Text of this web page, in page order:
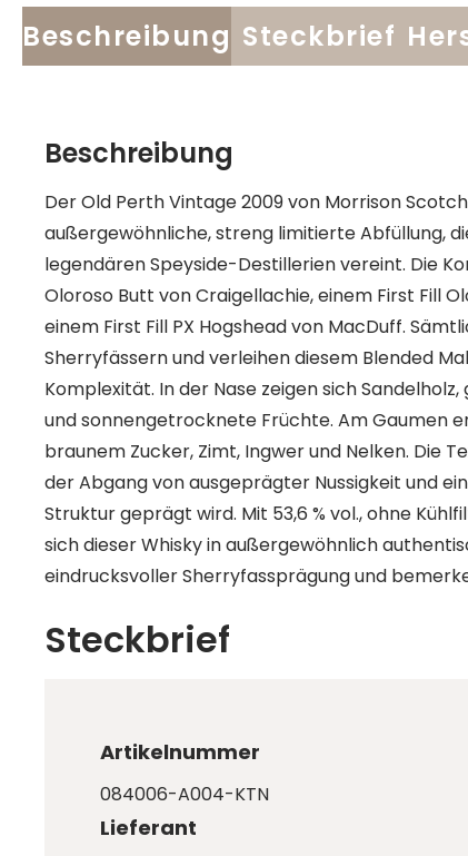
Beschreibung Steckbrief
Beschreibung
Der Old Perth Vintage 2009 von Morrison
außergewöhnliche, streng limitierte Abfüllung,
legendären Speyside-Destillerien vereint. Die
Oloroso Butt von Craigellachie, einem First Fill
einem First Fill PX Hogshead von MacDuff.
Sherryfässern und verleihen diesem Blended
Komplexität. In der Nase zeigen sich
und sonnengetrocknete Früchte. Am Gaumen
braunem Zucker, Zimt, Ingwer und Nelken. Die
der Abgang von ausgeprägter Nussigkeit und
Struktur geprägt wird. Mit 53,6 % vol., ohne
sich dieser Whisky in außergewöhnlich
eindrucksvoller Sherryfassprägung und
Steckbrief
Artikelnummer
084006-A004-KTN
Lieferant